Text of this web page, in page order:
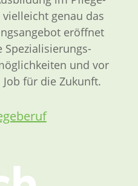
genau das
eröffnet
Spezialisierungs-
und vor
für die Zukunft.